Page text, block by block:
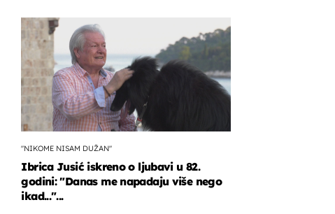
"NIKOME NISAM DUŽAN"
Ibrica Jusić iskreno o ljubavi u 82.
godini: "Danas me napadaju više nego
ikad..."...